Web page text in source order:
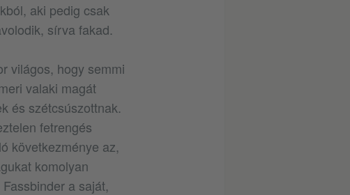
aki pedig csak
sírva fakad.
világos, hogy semmi
valaki magát
és szétcsúszottnak.
fetrengés
következménye az,
komolyan
a saját,